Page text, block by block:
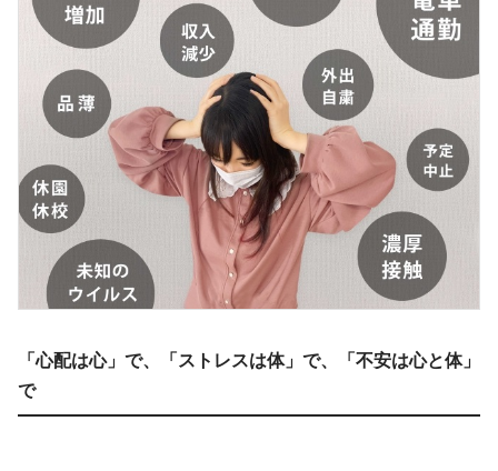
「心配は心」で、「ストレスは体」で、「不安は心と体」
で